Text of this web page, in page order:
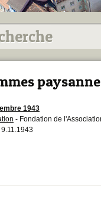
1943
- Fondation de